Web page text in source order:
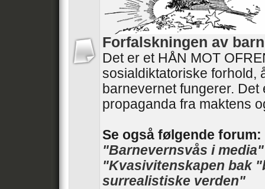
Forfalskningen av
Det er et HÅN MOT
sosialdiktatoriske forhold,
barnevernet fungerer. Det
propaganda fra maktens
Se også følgende forum:
"Barnevernsvås i media"
"Kvasivitenskapen bak
surrealistiske verden"